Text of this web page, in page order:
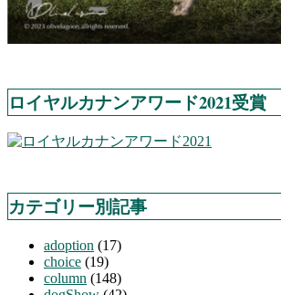
ロイヤルカナンアワード2021受賞
カテゴリー別記事
adoption (17)
choice (19)
column (148)